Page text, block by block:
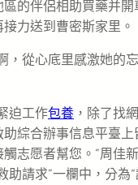
的伴侶相助買藥并
力送到曹密斯家里。
，從心底里感激她的
迫工作包養 ，除了找
綜合辦事信息平臺上
志愿者幫您。”周佳
助請求”一欄中，分為